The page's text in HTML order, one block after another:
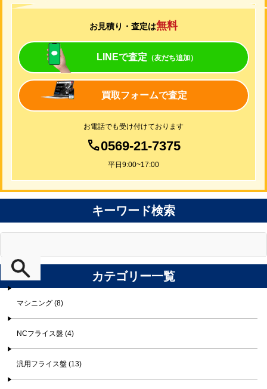
お見積り・査定は無料
LINEで査定 （友だち追加）
買取フォームで査定
お電話でも受け付けております
0569-21-7375
平日9:00~17:00
キーワード検索
カテゴリー一覧
マシニング (8)
NCフライス盤 (4)
汎用フライス盤 (13)